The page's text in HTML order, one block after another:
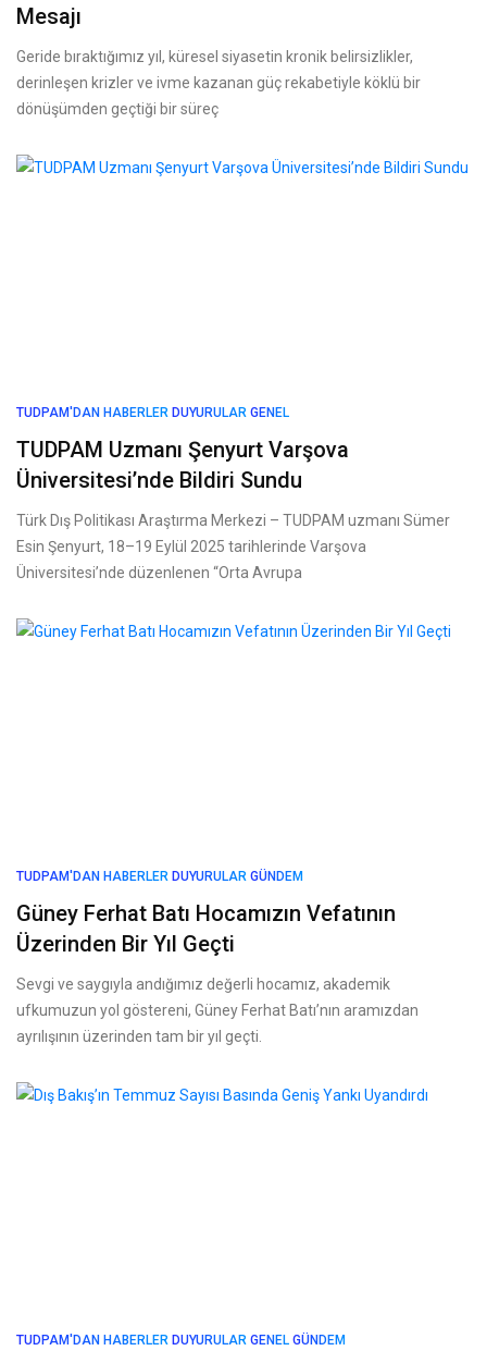
Mesajı
Geride bıraktığımız yıl, küresel siyasetin kronik belirsizlikler,
derinleşen krizler ve ivme kazanan güç rekabetiyle köklü bir
dönüşümden geçtiği bir süreç
TUDPAM'DAN HABERLER DUYURULAR GENEL
TUDPAM Uzmanı Şenyurt Varşova
Üniversitesi’nde Bildiri Sundu
Türk Dış Politikası Araştırma Merkezi – TUDPAM uzmanı Sümer
Esin Şenyurt, 18–19 Eylül 2025 tarihlerinde Varşova
Üniversitesi’nde düzenlenen “Orta Avrupa
TUDPAM'DAN HABERLER DUYURULAR GÜNDEM
Güney Ferhat Batı Hocamızın Vefatının
Üzerinden Bir Yıl Geçti
Sevgi ve saygıyla andığımız değerli hocamız, akademik
ufkumuzun yol göstereni, Güney Ferhat Batı’nın aramızdan
ayrılışının üzerinden tam bir yıl geçti.
TUDPAM'DAN HABERLER DUYURULAR GENEL GÜNDEM